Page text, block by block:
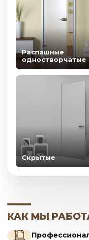
Распашные
одностворчатые
Скрытые
КАК МЫ